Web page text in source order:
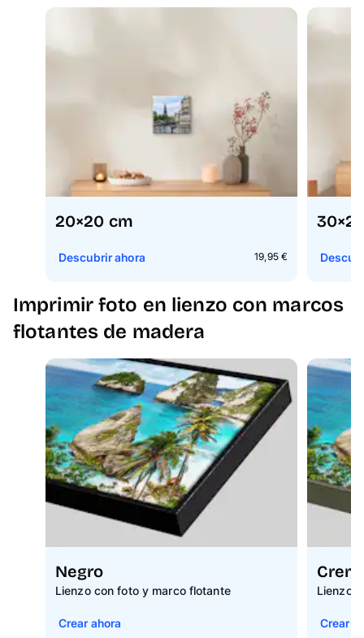
20×20 cm
19,95 €
Descubrir ahora
Imprimir foto en lienzo con marcos
flotantes de madera
Negro
Lienzo con foto y marco flotante
Crear ahora
Lienzo
Crear